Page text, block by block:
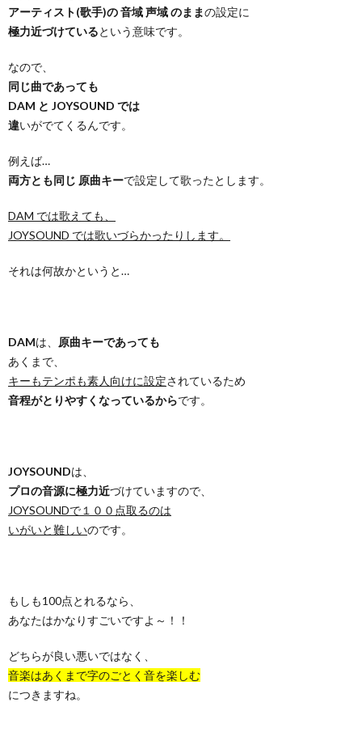
アーティスト(歌手)の 音域 声域 のままの設定に
極力近づけているという意味です。
なので、
同じ曲であっても
DAM と JOYSOUND では
違いがでてくるんです。
例えば…
両方とも同じ 原曲キーで設定して歌ったとします。
DAM では歌えても、
JOYSOUND では歌いづらかったりします。
それは何故かというと…
DAMは、 原曲キーであっても
あくまで、
キーもテンポも素人向けに設定されているため
音程がとりやすくなっているからです。
JOYSOUNDは、
プロの音源に極力近づけていますので、
JOYSOUNDで１００点取るのは
いがいと難しいのです。
もしも100点とれるなら、
あなたはかなりすごいですよ～！！
どちらが良い悪いではなく、
音楽はあくまで字のごとく音を楽しむ
につきますね。